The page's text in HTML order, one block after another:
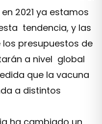
2021 ya estamos
tendencia, y las
presupuestos de
a nivel global
que la vacuna
a distintos